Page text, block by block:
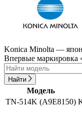
Konica Minolta —
Впервые маркировка
Найти
Модель
TN-514K (A9E8150)